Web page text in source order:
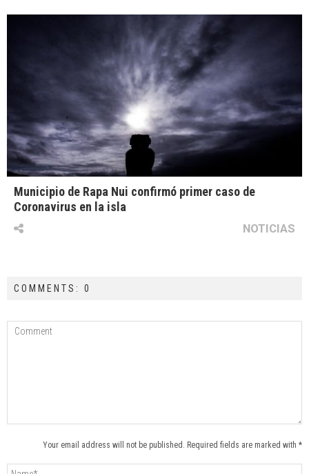
Municipio de Rapa Nui confirmó primer caso de
Coronavirus en la isla
NOTICIAS
COMMENTS: 0
Your email address will not be published. Required fields are marked with *